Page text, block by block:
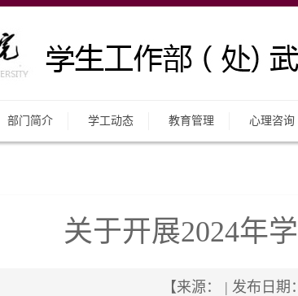
部门简介 学工动态 教育管理 心理咨询
关于开展2024年
【来源： | 发布日期